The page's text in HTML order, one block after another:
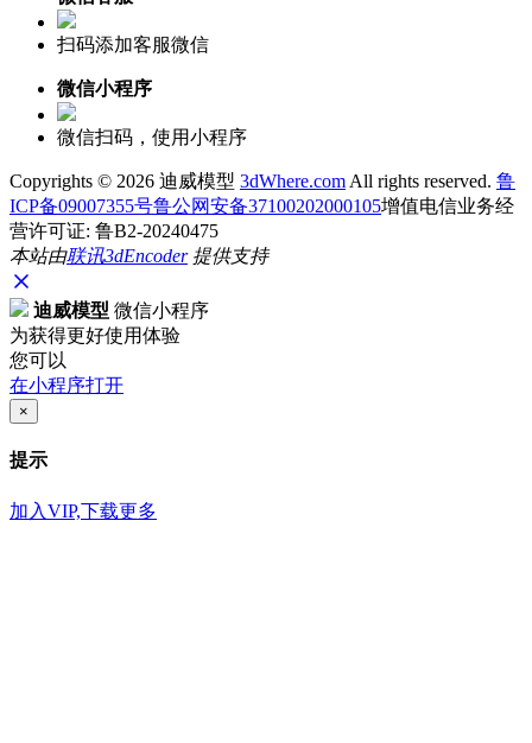
扫码添加客服微信
微信小程序
微信扫码，使用小程序
Copyrights © 2026 迪威模型 3dWhere.com All rights reserved. 鲁
ICP备09007355号鲁公网安备37100202000105增值电信业务经
营许可证: 鲁B2-20240475
本站由联讯3dEncoder提供支持
迪威模型 微信小程序
为获得更好使用体验
您可以
在小程序打开
×
提示
加入VIP,下载更多